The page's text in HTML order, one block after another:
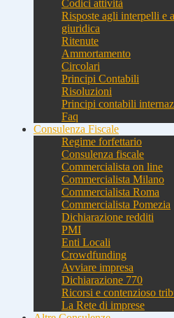
Codici attività
Risposte agli interpelli e
giuridica
Ritenute
Ammortamento
Circolari
Principi Contabili
Risoluzioni
Principi contabili
Faq
Consulenza Fiscale
Regime forfettario
Consulenza fiscale
Commercialista on line
Commercialista Milano
Commercialista Roma
Commercialista Pomezia
Dichiarazione redditi
PMI
Enti Locali
Crowdfunding
Avviare impresa
Dichiarazione 770
Ricorsi e contenzioso
La Rete di imprese